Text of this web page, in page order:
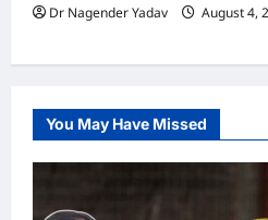
Dr Nagender Yadav
August 4,
You May Have Missed